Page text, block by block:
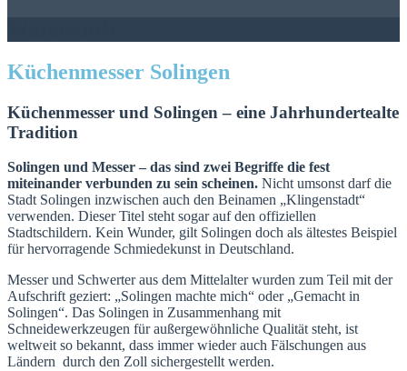
Küchenmesser Solingen
Küchenmesser und Solingen – eine Jahrhundertealte
Tradition
Solingen und Messer – das sind zwei Begriffe die fest
miteinander verbunden zu sein scheinen. Nicht umsonst darf die
Stadt Solingen inzwischen auch den Beinamen „Klingenstadt“
verwenden. Dieser Titel steht sogar auf den offiziellen
Stadtschildern. Kein Wunder, gilt Solingen doch als ältestes Beispiel
für hervorragende Schmiedekunst in Deutschland.
Messer und Schwerter aus dem Mittelalter wurden zum Teil mit der
Aufschrift geziert: „Solingen machte mich“ oder „Gemacht in
Solingen“. Das Solingen in Zusammenhang mit
Schneidewerkzeugen für außergewöhnliche Qualität steht, ist
weltweit so bekannt, dass immer wieder auch Fälschungen aus
Ländern durch den Zoll sichergestellt werden.